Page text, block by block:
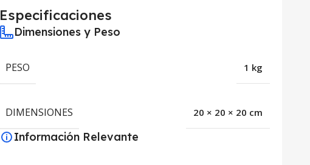
Especificaciones
Dimensiones y Peso
PESO 1 kg
DIMENSIONES 20 × 20 × 20 cm
Información Relevante